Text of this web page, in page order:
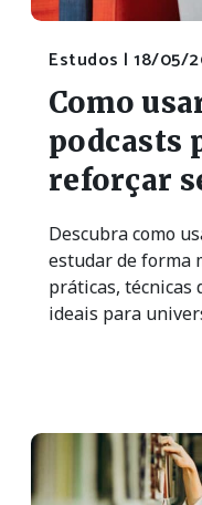
Estudos | 18/05/
Como
podcasts
reforçar
Descubra como
estudar de forma
práticas, técnicas
ideais para